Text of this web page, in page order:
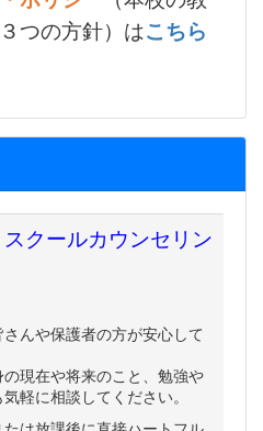
つの方針）はこちら
クールカウンセリン
んや保護者の方が安心して
現在や将来のこと、勉強や
軽に相談してください。